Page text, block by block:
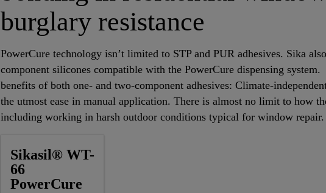
burglary resistance
PowerCure technology isn’t limited to STP and PUR adhesives. Sika
component silicones compatible with the PowerCure dispensing
benefits of both one- and two-component adhesives: Climate-
the utmost ease in manual application. There is almost no limit to how
including working in harsh outdoor conditions typical for window repair.
Sikasil® WT-
66
PowerCure